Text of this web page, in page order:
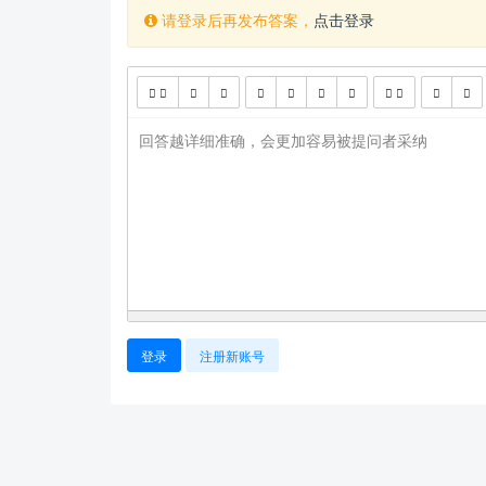
请登录后再发布答案， 点击登录
回答越详细准确，会更加容易被提问者采纳
登录 注册新账号